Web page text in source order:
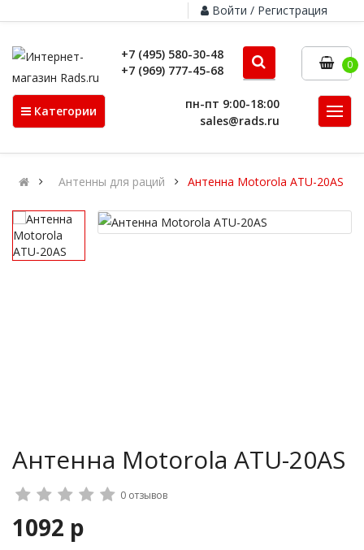
Войти / Регистрация
+7 (495) 580-30-48
+7 (969) 777-45-68
0
Категории
пн-пт 9:00-18:00
sales@rads.ru
Антенны для раций Антенна Motorola ATU-20AS
Антенна Motorola ATU-20AS
0 отзывов
1092 р